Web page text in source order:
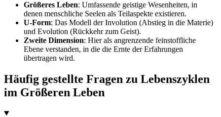
Größeres Leben: Umfassende geistige Wesenheiten, in
denen menschliche Seelen als Teilaspekte existieren.
U-Form: Das Modell der Involution (Abstieg in die Materie)
und Evolution (Rückkehr zum Geist).
Zweite Dimension: Hier als angrenzende feinstoffliche
Ebene verstanden, in die die Ernte der Erfahrungen
übertragen wird.
Häufig gestellte Fragen zu Lebenszyklen
im Größeren Leben